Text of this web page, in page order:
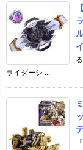
ライダーシ ...